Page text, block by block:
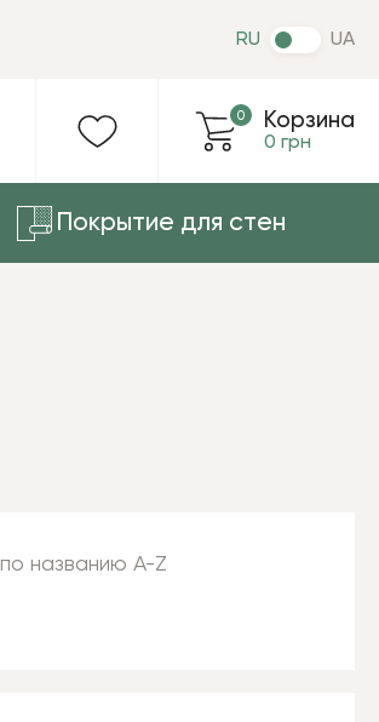
Корзина
0 грн
0
RU UA
Покрытие для стен
по названию A-Z